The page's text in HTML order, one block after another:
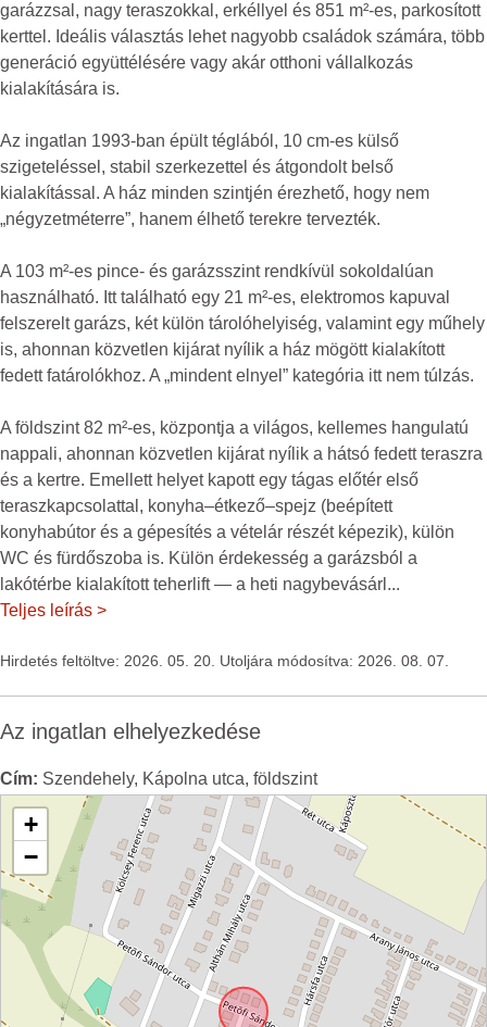
garázzsal, nagy teraszokkal, erkéllyel és 851 m²-es, parkosított
kerttel. Ideális választás lehet nagyobb családok számára, több
generáció együttélésére vagy akár otthoni vállalkozás
kialakítására is.
Az ingatlan 1993-ban épült téglából, 10 cm-es külső
szigeteléssel, stabil szerkezettel és átgondolt belső
kialakítással. A ház minden szintjén érezhető, hogy nem
„négyzetméterre”, hanem élhető terekre tervezték.
A 103 m²-es pince- és garázsszint rendkívül sokoldalúan
használható. Itt található egy 21 m²-es, elektromos kapuval
felszerelt garázs, két külön tárolóhelyiség, valamint egy műhely
is, ahonnan közvetlen kijárat nyílik a ház mögött kialakított
fedett fatárolókhoz. A „mindent elnyel” kategória itt nem túlzás.
A földszint 82 m²-es, központja a világos, kellemes hangulatú
nappali, ahonnan közvetlen kijárat nyílik a hátsó fedett teraszra
és a kertre. Emellett helyet kapott egy tágas előtér első
teraszkapcsolattal, konyha–étkező–spejz (beépített
konyhabútor és a gépesítés a vételár részét képezik), külön
WC és fürdőszoba is. Külön érdekesség a garázsból a
lakótérbe kialakított teherlift — a heti nagybevásárl ...
Teljes leírás >
Hirdetés feltöltve: 2026. 05. 20. Utoljára módosítva: 2026. 08. 07.
Az ingatlan elhelyezkedése
Cím: Szendehely, Kápolna utca, földszint
+
−